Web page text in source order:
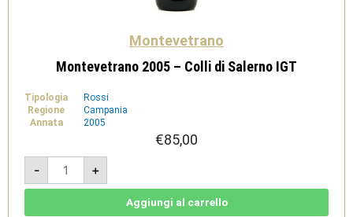
Montevetrano
Montevetrano 2005 – Colli di Salerno IGT
Tipologia
Rossi
Regione
Campania
Annata
2005
€85,00
-
Montevetrano
2005
-
Colli
+
Aggiungi al carrello